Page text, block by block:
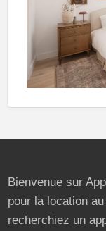
Bienvenue sur
pour la location
recherchiez un